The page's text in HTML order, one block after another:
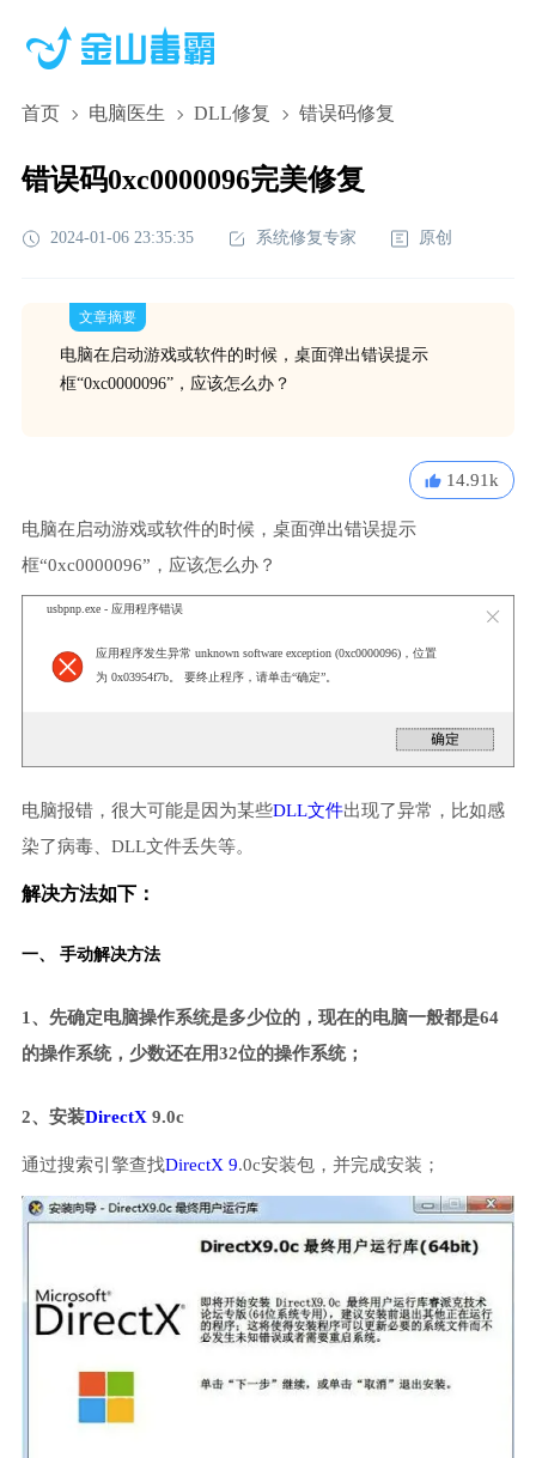
首页 电脑医生 DLL修复 错误码修复
错误码0xc0000096完美修复
2024-01-06 23:35:35 系统修复专家 原创
文章摘要
电脑在启动游戏或软件的时候，桌面弹出错误提示
框“0xc0000096”，应该怎么办？
14.91k
电脑在启动游戏或软件的时候，桌面弹出错误提示
框“0xc0000096”，应该怎么办？
usbpnp.exe - 应用程序错误
应用程序发生异常 unknown software exception (0xc0000096)，位置
为 0x03954f7b。 要终止程序，请单击“确定”。
电脑报错，很大可能是因为某些DLL文件出现了异常，比如感
染了病毒、DLL文件丢失等。
解决方法如下：
一、 手动解决方法
1、先确定电脑操作系统是多少位的，现在的电脑一般都是64
的操作系统，少数还在用32位的操作系统；
2、安装DirectX 9.0c
通过搜索引擎查找DirectX 9.0c安装包，并完成安装；